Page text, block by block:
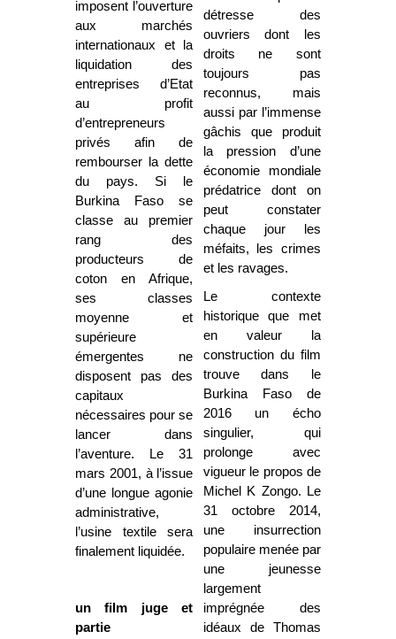
imposent l’ouverture
aux marchés
internationaux et la
liquidation des
entreprises d’Etat
au profit
d’entrepreneurs
privés afin de
rembourser la dette
du pays. Si le
Burkina Faso se
classe au premier
rang des
producteurs de
coton en Afrique,
ses classes
moyenne et
supérieure
émergentes ne
disposent pas des
capitaux
nécessaires pour se
lancer dans
l’aventure. Le 31
mars 2001, à l’issue
d’une longue agonie
administrative,
l’usine textile sera
finalement liquidée.
un film juge et
partie
détresse des
ouvriers dont les
droits ne sont
toujours pas
reconnus, mais
aussi par l’immense
gâchis que produit
la pression d’une
économie mondiale
prédatrice dont on
peut constater
chaque jour les
méfaits, les crimes
et les ravages.
Le contexte
historique que met
en valeur la
construction du film
trouve dans le
Burkina Faso de
2016 un écho
singulier, qui
prolonge avec
vigueur le propos de
Michel K Zongo. Le
31 octobre 2014,
une insurrection
populaire menée par
une jeunesse
largement
imprégnée des
idéaux de Thomas